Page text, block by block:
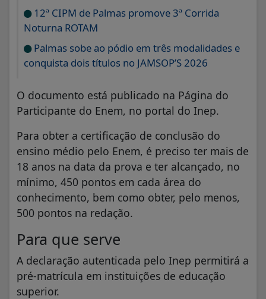
12ª CIPM de Palmas promove 3ª Corrida
Noturna ROTAM
Palmas sobe ao pódio em três modalidades e
conquista dois títulos no JAMSOP’S 2026
O documento está publicado na Página do
Participante do Enem, no portal do Inep.
Para obter a certificação de conclusão do
ensino médio pelo Enem, é preciso ter mais de
18 anos na data da prova e ter alcançado, no
mínimo, 450 pontos em cada área do
conhecimento, bem como obter, pelo menos,
500 pontos na redação.
Para que serve
A declaração autenticada pelo Inep permitirá a
pré-matrícula em instituições de educação
superior.